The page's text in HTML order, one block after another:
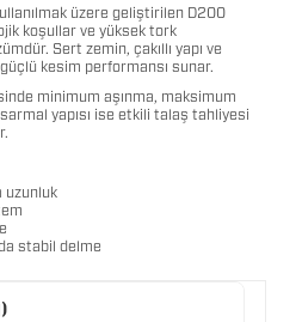
üzere geliştirilen D200
koşullar ve yüksek tork
Sert zemin, çakıllı yapı ve
kesim performansı sunar.
minimum aşınma, maksimum
yapısı ise etkili talaş tahliyesi
uzunluk
stabil delme